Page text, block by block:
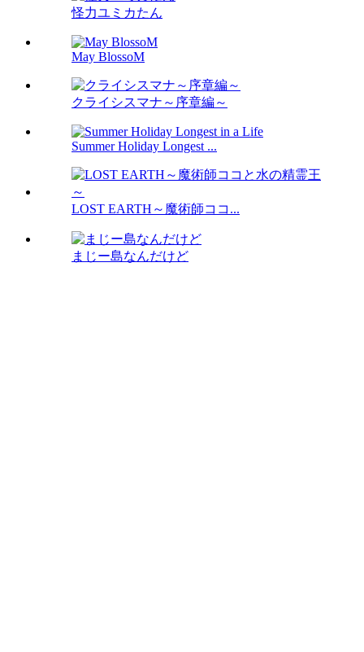
怪力ユミカたん
May BlossoM
クライシスマナ～序章編～
Summer Holiday Longest ...
LOST EARTH～魔術師ココ...
まじー島なんだけど